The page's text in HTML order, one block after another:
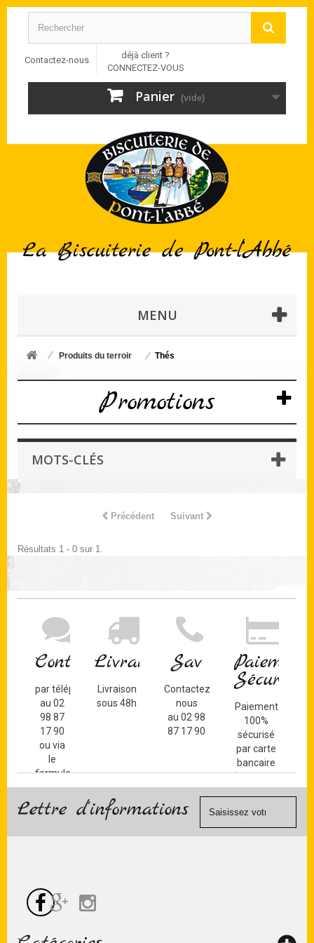
Contactez-nous
déjà client ?
CONNECTEZ-VOUS
Panier (vide)
MENU
Produits du terroir Thés
Promotions
MOTS-CLÉS
Précédent Suivant
Résultats 1 - 0 sur 1.
Contact
par téléphone
au 02
98 87
17 90
ou via
le
formulaire
de
contact
Livraison
Livraison
sous 48h
Sav
Contactez-
nous
au 02 98
87 17 90
Paiement
Sécurisé
Paiement
100%
sécurisé
par carte
bancaire
(Mastercard,
Visa, ...) et
Lettre d'informations